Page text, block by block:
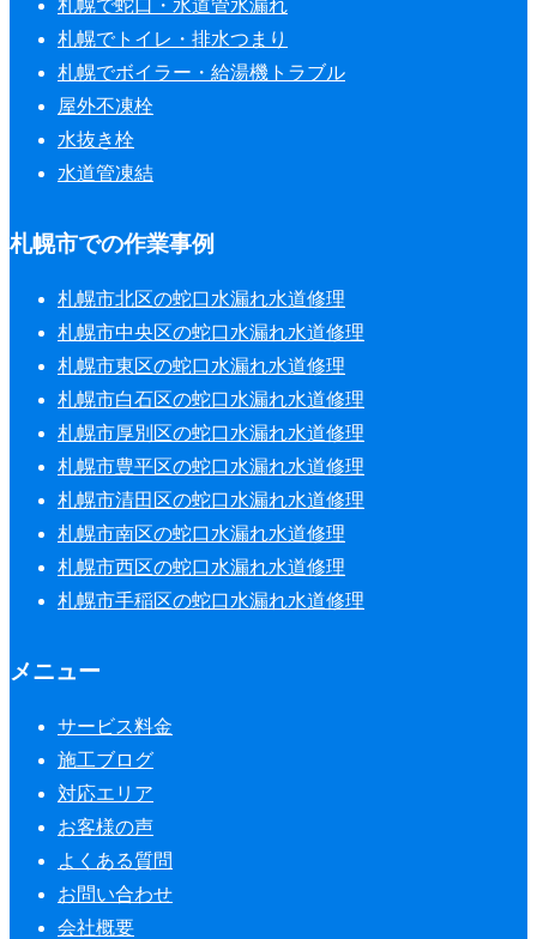
札幌で蛇口・水道管水漏れ
札幌でトイレ・排水つまり
札幌でボイラー・給湯機トラブル
屋外不凍栓
水抜き栓
水道管凍結
札幌市での作業事例
札幌市北区の蛇口水漏れ水道修理
札幌市中央区の蛇口水漏れ水道修理
札幌市東区の蛇口水漏れ水道修理
札幌市白石区の蛇口水漏れ水道修理
札幌市厚別区の蛇口水漏れ水道修理
札幌市豊平区の蛇口水漏れ水道修理
札幌市清田区の蛇口水漏れ水道修理
札幌市南区の蛇口水漏れ水道修理
札幌市西区の蛇口水漏れ水道修理
札幌市手稲区の蛇口水漏れ水道修理
メニュー
サービス料金
施工ブログ
対応エリア
お客様の声
よくある質問
お問い合わせ
会社概要